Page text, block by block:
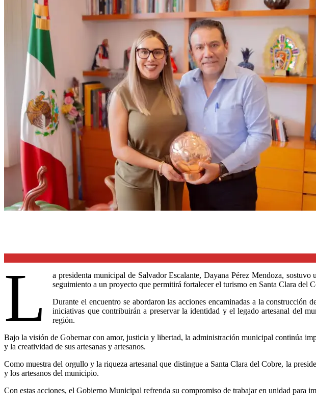
L
a presidenta municipal de Salvador Escalante, Dayana Pérez Mendoza,
seguimiento a un proyecto que permitirá fortalecer el turismo en Santa Clara del
Durante el encuentro se abordaron las acciones encaminadas a la
iniciativas que contribuirán a preservar la identidad y el legado artesanal del
región.
Bajo la visión de Gobernar con amor, justicia y libertad, la administración municipal continúa
y la creatividad de sus artesanas y artesanos.
Como muestra del orgullo y la riqueza artesanal que distingue a Santa Clara del Cobre, la
y los artesanos del municipio.
Con estas acciones, el Gobierno Municipal refrenda su compromiso de trabajar en unidad